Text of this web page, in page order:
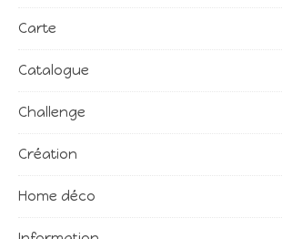
Carte
Catalogue
Challenge
Création
Home déco